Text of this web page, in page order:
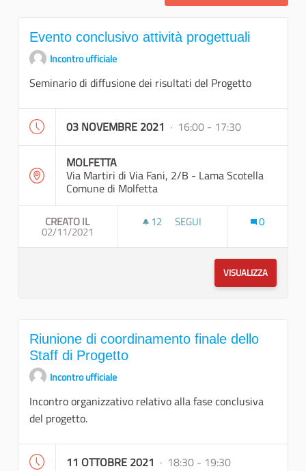
Evento conclusivo attività progettuali
Incontro ufficiale
Seminario di diffusione dei risultati del Progetto
03 NOVEMBRE 2021 · 16:00 - 17:30
MOLFETTA
Via Martiri di Via Fani, 2/B - Lama Scotella
Comune di Molfetta
CREATO IL
02/11/2021
12 12 SOSTENITORI
SEGUI 0
VISUALIZZA
Riunione di coordinamento finale dello
Staff di Progetto
Incontro ufficiale
Incontro organizzativo relativo alla fase conclusiva
del progetto.
11 OTTOBRE 2021 · 18:30 - 19:30